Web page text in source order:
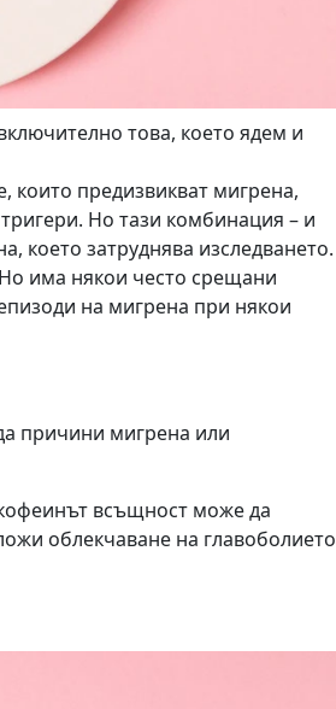
това, което ядем и
които предизвикват мигрена,
Но тази комбинация – и
което затруднява изследването.
има някои често срещани
на мигрена при някои
причини мигрена или
всъщност може да
облекчаване на главоболието